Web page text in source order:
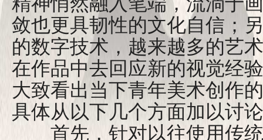
敛也更具韧性的文化自信；
的数字技术，越来越多的艺
在作品中去回应新的视觉经
大致看出当下青年美术创作
具体从以下几个方面加以讨
首先，针对以往使用传统